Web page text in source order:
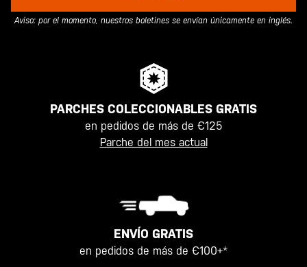
Aviso: por el momento, nuestros boletines se envían únicamente en inglés.
PARCHES COLECCIONABLES GRATIS
en pedidos de más de €125
Parche del mes actual
ENVÍO GRATIS
en pedidos de más de €100+*